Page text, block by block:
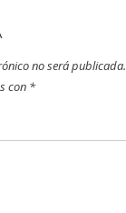
no será publicada.
con *